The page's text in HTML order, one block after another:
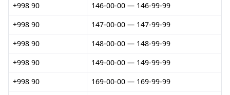
+998 90
146-00-00 — 146-99-99
+998 90
147-00-00 — 147-99-99
+998 90
148-00-00 — 148-99-99
+998 90
149-00-00 — 149-99-99
+998 90
169-00-00 — 169-99-99